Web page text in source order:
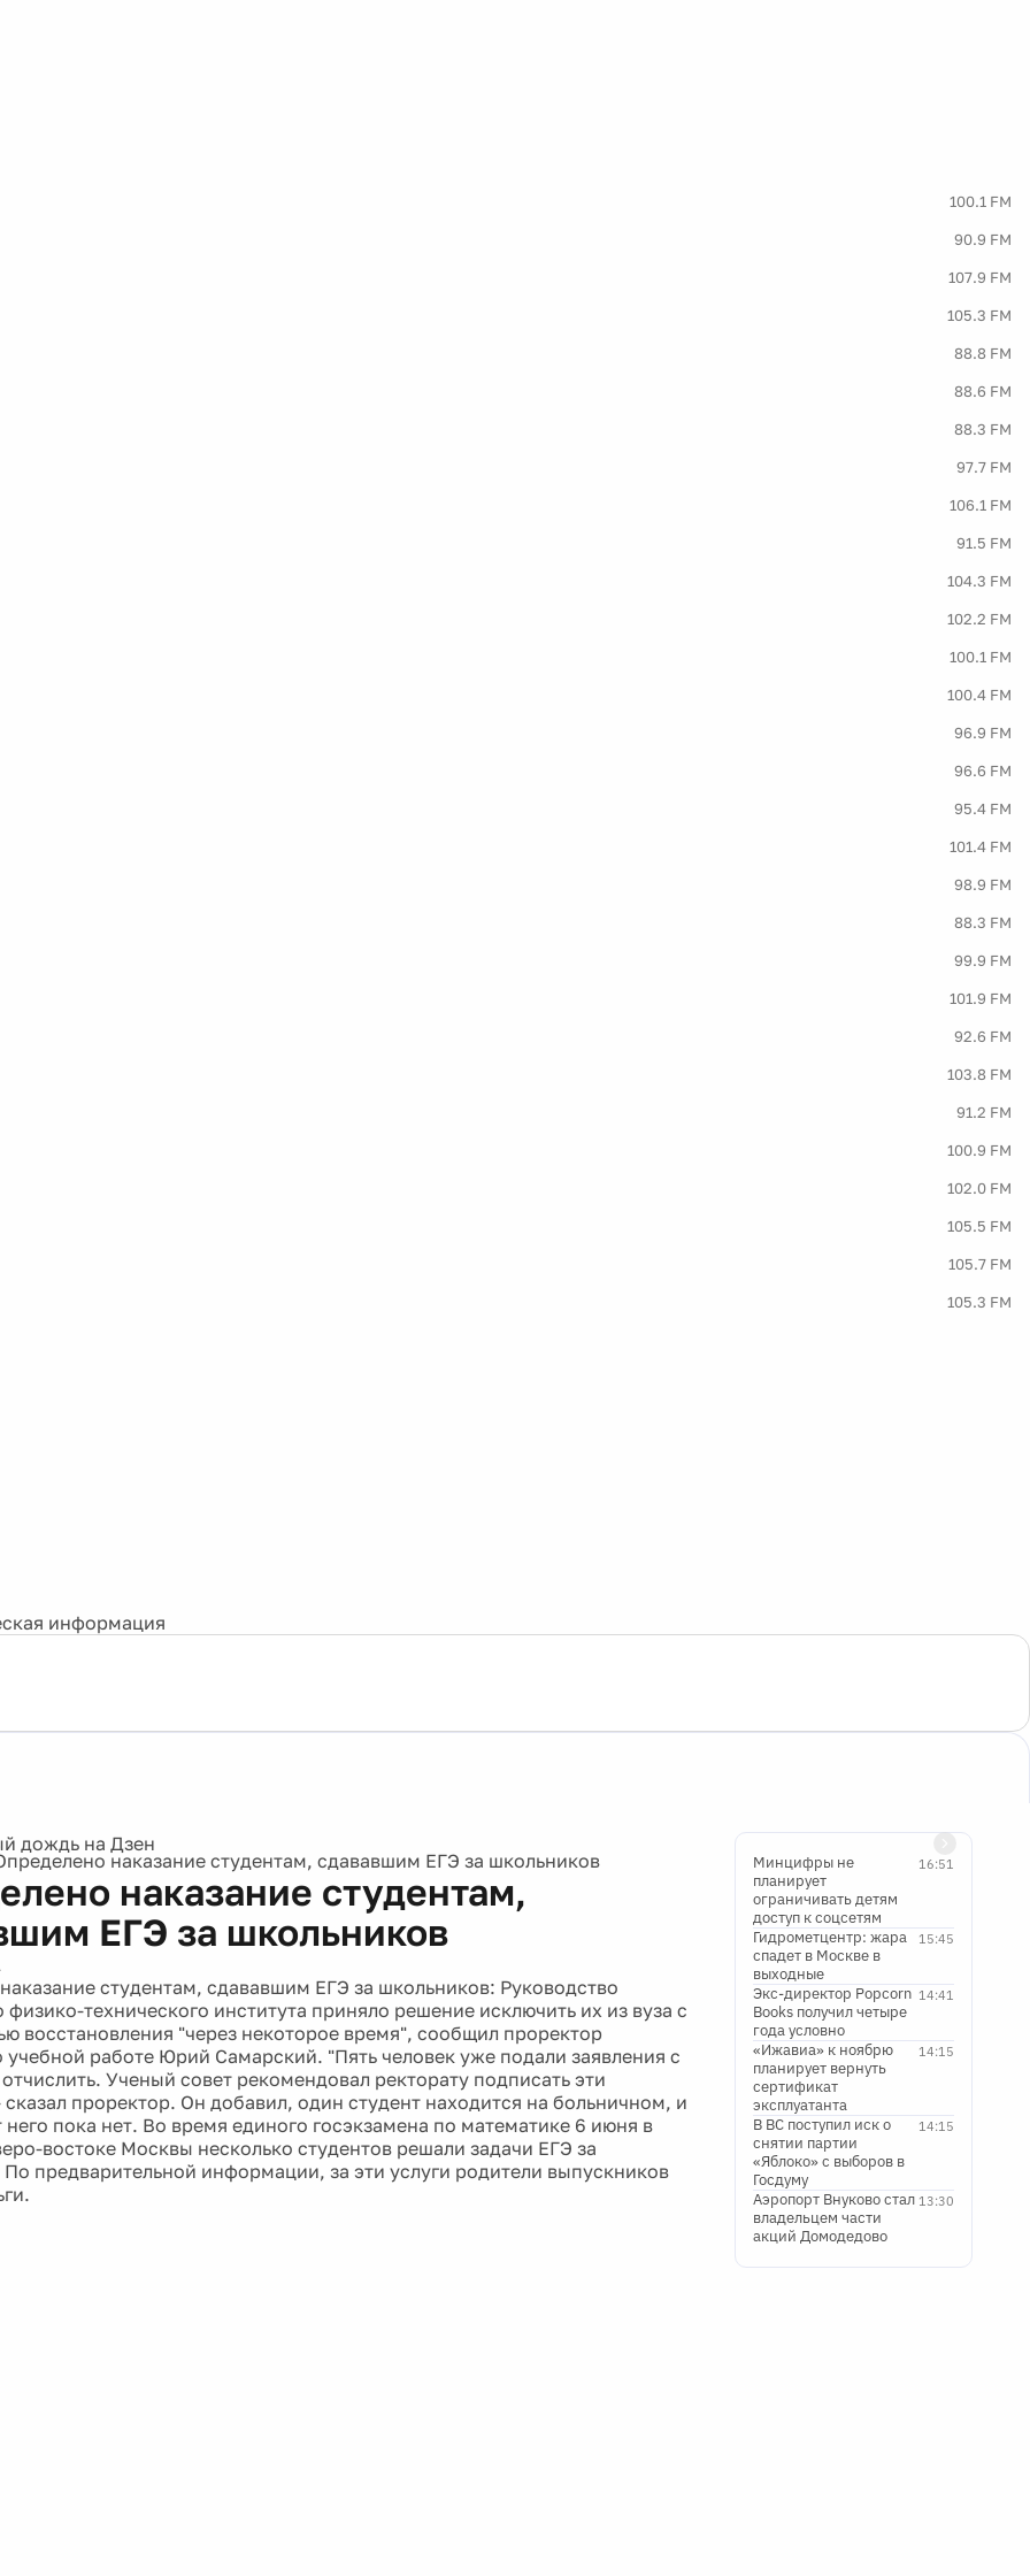
100.1 FM
90.9 FM
107.9 FM
105.3 FM
88.8 FM
88.6 FM
88.3 FM
97.7 FM
106.1 FM
91.5 FM
104.3 FM
102.2 FM
100.1 FM
100.4 FM
96.9 FM
96.6 FM
95.4 FM
101.4 FM
98.9 FM
88.3 FM
99.9 FM
101.9 FM
92.6 FM
103.8 FM
91.2 FM
100.9 FM
102.0 FM
105.5 FM
105.7 FM
105.3 FM
информация
наказание студентам, сдававшим ЕГЭ за школьников
наказание студентам,
ЕГЭ за школьников
студентам, сдававшим ЕГЭ за школьников: Руководство
физико-технического института приняло решение исключить их из вуза с
восстановления "через некоторое время", сообщил проректор
учебной работе Юрий Самарский. "Пять человек уже подали заявления с
Ученый совет рекомендовал ректорату подписать эти
сказал проректор. Он добавил, один студент находится на больничном, и
него пока нет. Во время единого госэкзамена по математике 6 июня в
востоке Москвы несколько студентов решали задачи ЕГЭ за
предварительной информации, за эти услуги родители выпускников
16:51
Минцифры не
планирует
ограничивать детям
доступ к соцсетям
15:45
Гидрометцентр: жара
спадет в Москве в
выходные
14:41
Экс-директор Popcorn
Books получил четыре
года условно
14:15
«Ижавиа» к ноябрю
планирует вернуть
сертификат
эксплуатанта
14:15
В ВС поступил иск о
снятии партии
«Яблоко» с выборов в
Госдуму
13:30
Аэропорт Внуково стал
владельцем части
акций Домодедово